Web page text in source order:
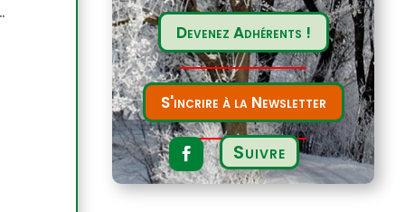
Devenez Adhérents !
S'incrire à la Newsletter
Suivre